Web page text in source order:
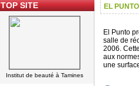
TOP SITE
Institut de beauté à Tamines
EL PUNTO
El Punto
salle de
2006.
aux
une